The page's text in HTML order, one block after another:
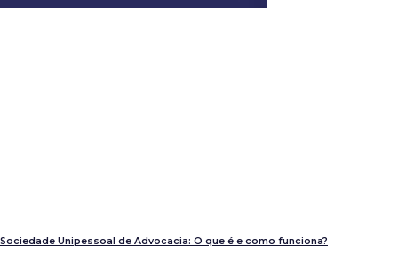
Sociedade Unipessoal de Advocacia: O que é e como funciona?